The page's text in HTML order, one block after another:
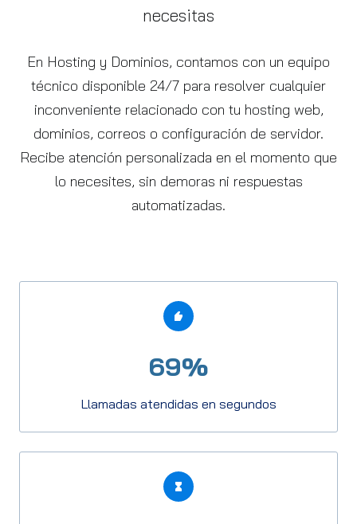
necesitas
En Hosting y Dominios, contamos con un equipo
técnico disponible 24/7 para resolver cualquier
inconveniente relacionado con tu hosting web,
dominios, correos o configuración de servidor.
Recibe atención personalizada en el momento que
lo necesites, sin demoras ni respuestas
automatizadas.
69%
Llamadas atendidas en segundos